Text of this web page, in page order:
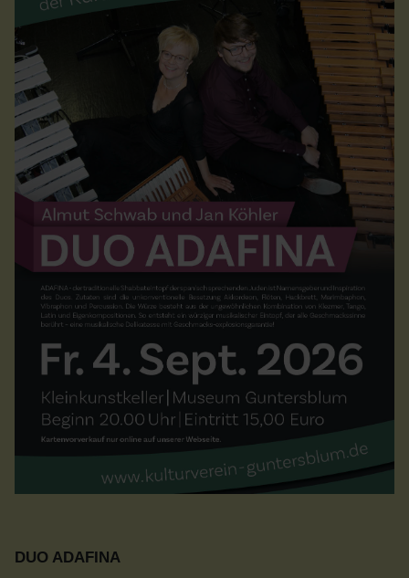
DUO ADAFINA